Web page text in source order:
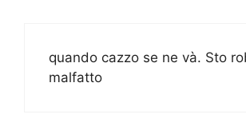
quando cazzo se ne và. Sto
malfatto